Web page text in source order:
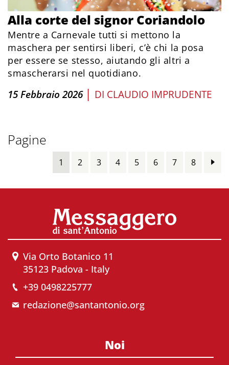
Alla corte del signor Coriandolo
Mentre a Carnevale tutti si mettono la
maschera per sentirsi liberi, c’è chi la posa
per essere se stesso, aiutando gli altri a
smascherarsi nel quotidiano.
15 Febbraio 2026 | DI CLAUDIO IMPRUDENTE
Pagine
1 2 3 4 5 6 7 8
Via Orto Botanico 11
35123 Padova - Italy
+39 0498225777
redazione@santantonio.org
Noi